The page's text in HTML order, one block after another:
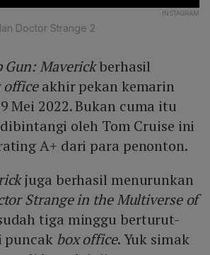
INSTAGRAM
Doctor Strange 2
Gun: Maverickberhasil
officeakhir pekan kemarin
Mei 2022. Bukan cuma itu
oleh Tom Cruise ini
A+ dari para penonton.
juga berhasil menurunkan
Strange in the Multiverse of
tiga minggu berturut-
puncak box office. Yuk simak